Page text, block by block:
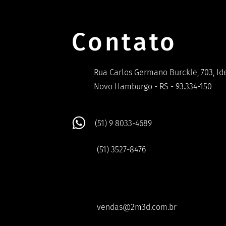
Contato
Rua Carlos Germano Burckle, 703,
Novo Hamburgo - RS - 93.334-150
(51) 9 8033-4689
(51) 3527-8476
vendas@2m3d.com.br